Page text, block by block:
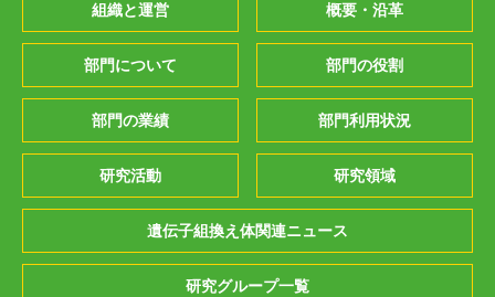
組織と運営 概要・沿革
部門について 部門の役割
部門の業績 部門利用状況
研究活動 研究領域
遺伝子組換え体関連ニュース
研究グループ一覧